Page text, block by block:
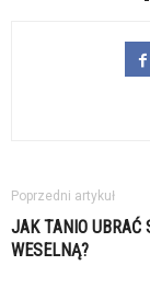
Poprzedni artykuł
JAK TANIO UBRAĆ
WESELNĄ?